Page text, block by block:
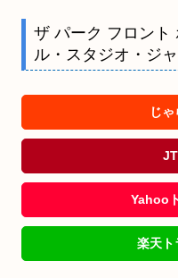
ザ パーク フロント
ル・スタジオ・ジ
じ
Yahoo
楽天ト